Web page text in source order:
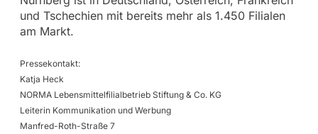
und Tschechien mit bereits mehr als 1.450 Filialen
am Markt.
Pressekontakt:
Katja Heck
NORMA Lebensmittelfilialbetrieb Stiftung & Co. KG
Leiterin Kommunikation und Werbung
Manfred-Roth-Straße 7